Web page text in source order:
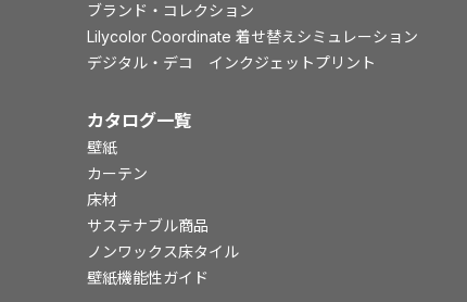
ブランド・コレクション
Lilycolor Coordinate 着せ替えシミュレーション
デジタル・デコ インクジェットプリント
カタログ一覧
壁紙
カーテン
床材
サステナブル商品
ノンワックス床タイル
壁紙機能性ガイド